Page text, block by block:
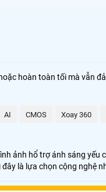
văn phòng, với tiêu chí
hoàn toàn tối mà vẫn
AI CMOS Xoay 360
ảnh hổ trợ ánh sáng
là lựa chọn cộng nghệ